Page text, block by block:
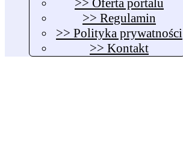
>> Oferta portalu
>> Regulamin
>> Polityka prywatności
>> Kontakt